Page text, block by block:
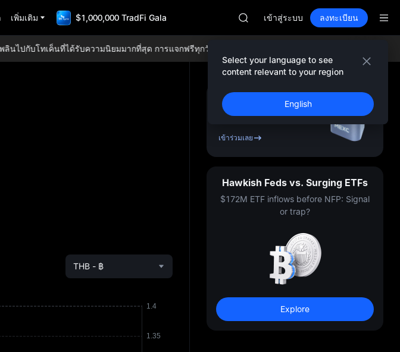
เพิ่มเติม $1,000,000 TradFi Gala
SKYAI
สมัครสมาชิกตลาดยูนิตรีสตาร์ 10 ส.ค.
GOLD(XAU)
AAOI
สมัครสมาชิกตลาดยูนิตรีสตาร์ 10 ส.ค.
SPCX พุ่งแม้ล็อกอัปหมดอายุ
เข้าสู่ระบบ ลงทะเบียน
Select your language to see
content relevant to your region
English
นไปกับโทเค็นที่ได้รับความนิยมมากที่สุด การแจกฟรีทุกวัน ค่าธรรมเนียมการเทรดที่ต่ำที่สุดในระดับโลก และส
THB - ฿
ลงทะเบียนและรับโบนัส
สูงถึง 10,000 USDT
เข้าร่วมเลย
Hawkish Feds vs. Surging ETFs
$172M ETF inflows before NFP: Signal
or trap?
Explore